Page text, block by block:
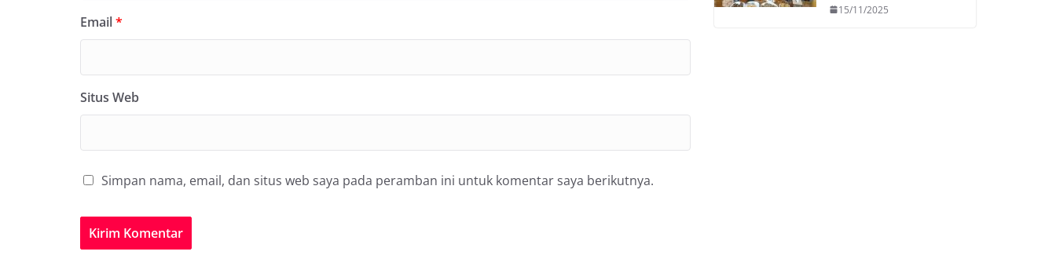
Email*
Situs Web
Simpan nama, email, dan situs web saya pada peramban ini untuk komentar saya berikutnya.
15/11/2025